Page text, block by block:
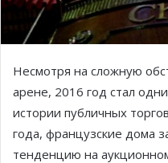
Несмотря на сложную
арене, 2016 год стал
истории публичных
года, французские дома
тенденцию на